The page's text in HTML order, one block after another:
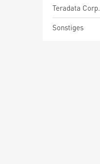
Teradata Corp.
Sonstiges